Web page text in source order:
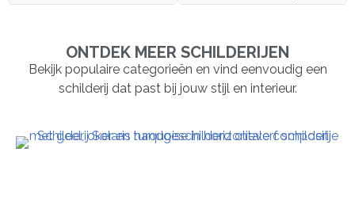
ONTDEK MEER SCHILDERIJEN
Bekijk populaire categorieën en vind eenvoudig een
schilderij dat past bij jouw stijl en interieur.